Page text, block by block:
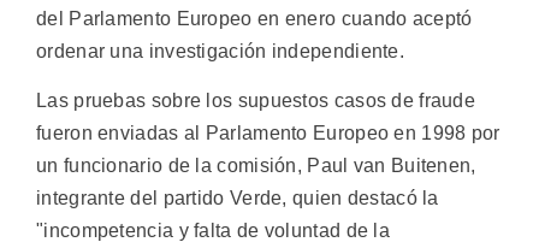
del Parlamento Europeo en enero cuando aceptó
ordenar una investigación independiente.
Las pruebas sobre los supuestos casos de fraude
fueron enviadas al Parlamento Europeo en 1998 por
un funcionario de la comisión, Paul van Buitenen,
integrante del partido Verde, quien destacó la
"incompetencia y falta de voluntad de la